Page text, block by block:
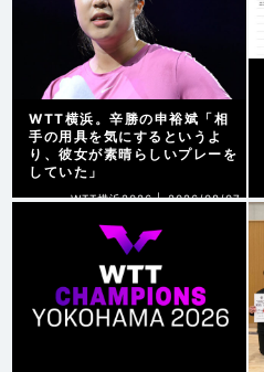
WTT横浜。辛勝の申裕斌「相
手の用具を気にするというよ
り、彼女が素晴らしいプレーを
していた」
WTT横浜2026 | 2026/08/07